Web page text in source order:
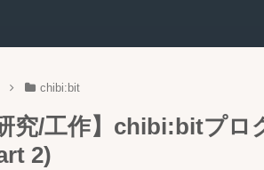
chibi:bit
究/工作】chibi:bitプ
2)